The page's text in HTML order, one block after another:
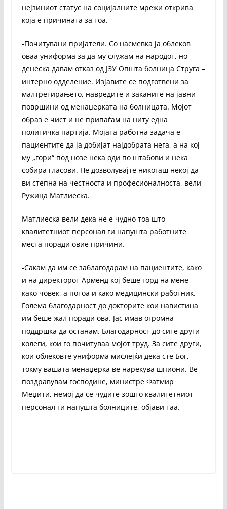
нејзиниот статус на социјалните мрежи открива
која е причината за тоа.
-Почитувани пријатели. Со насмевка ја облеков
оваа униформа за да му служам на народот, но
денеска давам отказ од ЈЗУ Општа болница Струга –
интерно одделение. Изјавите се подготвени за
малтретирањето, навредите и заканите на јавни
површини од менаџерката на болницата. Мојот
образ е чист и не припаѓам на ниту една
политичка партија. Мојата работна задача е
пациентите да ја добијат најдобрата нега, а на кој
му „гори“ под нозе нека оди по штабови и нека
собира гласови. Не дозволувајте никогаш некој да
ви степна на честноста и професионалноста, вели
Ружица Матлиеска.
Матлиеска вели дека не е чудно тоа што
квалитетниот персонал ги напушта работните
места поради овие причини.
-Сакам да им се заблагодарам на пациентите, како
и на директорот Арменд кој беше горд на мене
како човек, а потоа и како медицински работник.
Голема благодарност до докторите кои навистина
им беше жал поради ова. Јас имав огромна
поддршка да останам. Благодарност до сите други
колеги, кои го почитуваа мојот труд. За сите други,
кои облековте униформа мислејќи дека сте Бог,
токму вашата менаџерка ве нарекува шпиони. Ве
поздравувам господине, министре Фатмир
Меџити, немој да се чудите зошто квалитетниот
персонал ги напушта болниците, објави таа.